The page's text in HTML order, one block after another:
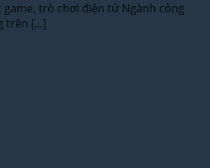
trò chơi điện tử Ngành công
trên [...]